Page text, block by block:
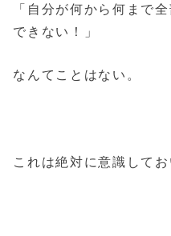
「自 分が何から何まで全
できない！」
なんてことはない。
これは絶対に意識してお